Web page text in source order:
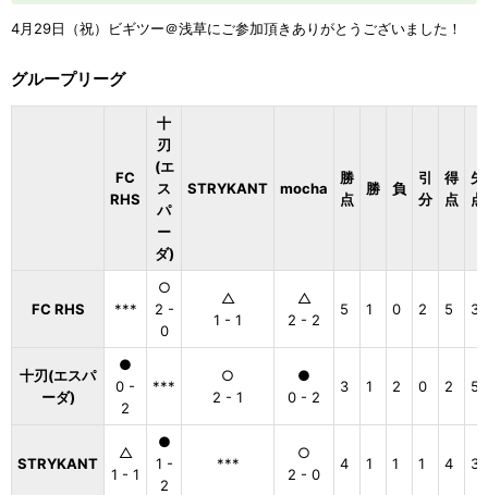
4月29日（祝）ビギツー＠浅草にご参加頂きありがとうございました！
グループリーグ
FC
RHS
十
刃
(エ
ス
パ
ー
ダ)
STRYKANT mocha
勝
点
勝 負
引
分
得
点
失
点
FC RHS ***
○
2 -
0
△
1 - 1
△
2 - 2
5 1 0 2 5 3
十刃(エスパ
ーダ)
●
0 -
2
***
○
2 - 1
●
0 - 2
3 1 2 0 2 5
STRYKANT
△
1 - 1
●
1 -
2
***
○
2 - 0
4 1 1 1 4 3